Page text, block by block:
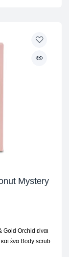
Mystery
Orchid είναι
ένα Body scrub